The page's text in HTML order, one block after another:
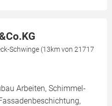
Schwinge (13km von 21717
Arbeiten, Schimmel-